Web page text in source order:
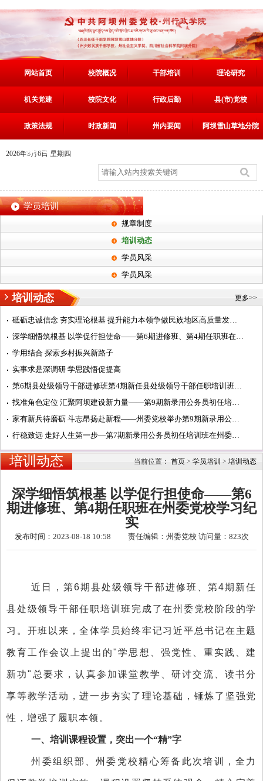
网站首页 校院概况 干部培训 理论研究
机关党建 校院文化 行政后勤 县(市)党校
政策法规 时政新闻 州内要闻 阿坝雪山草地分院
资料下载
2026年8月6日 星期四
学员培训
规章制度
培训动态
学员风采
学员风采
更多>>
培训动态
学用结合 探索乡村振兴新路子
实事求是深调研 学思践悟促提高
培训动态 当前位置： 首页 > 学员培训 > 培训动态
深学细悟筑根基 以学促行担使命——第6
期进修班、第4期任职班在州委党校学习纪
实
发布时间：2023-08-18 10:58 责任编辑：州委党校 访问量： 823次
近日 ，第6期县处级领导干部进修班、第4期新任
县处级领导干部任职培训班完成了在州委党校 阶段的学
习。开班以来，全体学员始终牢记习近平总书记在主题
教育工作会议上提出的"学思想、强党性、重实践、建
新功" 总要求，认真参加课堂教学、研讨交流、读书分
享等教学活动 ，进一步夯实了理论基础 ，锤炼了 坚强党
性 ，增强了 履职本领。
一、培训课程设置 ，突出一个“精”字
州委组织部、州委党校精心筹备 此次培训，全力